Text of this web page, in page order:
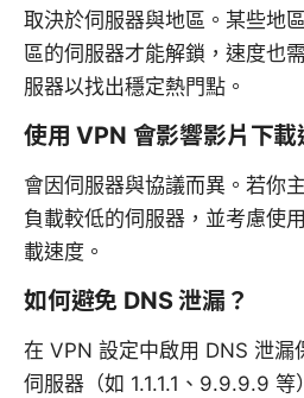
取決於伺服器與地區。某些地
區的伺服器才能解鎖，速度也
服器以找出穩定熱門點。
使用 VPN 會影響影片下載
會因伺服器與協議而異。若你
負載較低的伺服器，並考慮使
載速度。
如何避免 DNS 泄漏？
在 VPN 設定中啟用 DNS 泄漏
伺服器（如 1.1.1.1、9.9.9.9